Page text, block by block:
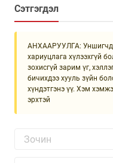
Сэтгэгдэл
АНХААРУУЛГА:
хариуцлага хүлээхгүй
зохисгүй зарим үг,
бичихдээ хууль зүйн
хүндэтгэнэ үү. Хэм
эрхтэй